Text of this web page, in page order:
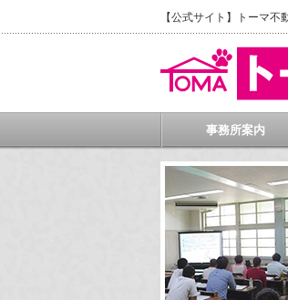
【公式サイト】トーマ
事務所案内